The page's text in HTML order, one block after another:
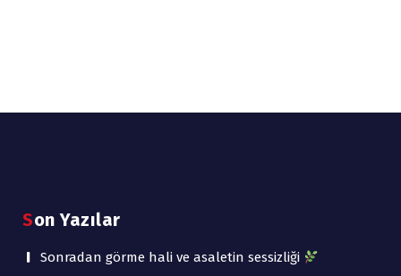
Son Yazılar
Sonradan görme hali ve asaletin sessizliği